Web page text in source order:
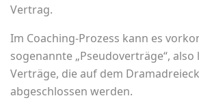
Vertrag.
Im Coaching-Prozess kann es
sogenannte „Pseudoverträge“,
Verträge, die auf dem
abgeschlossen werden.